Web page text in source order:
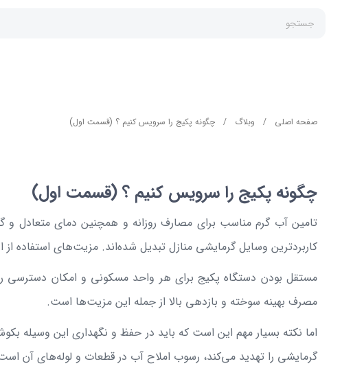
جستجو
صفحه اصلی / وبلاگ / چگونه پکیج را سرویس کنیم ؟ (قسمت اول)
چگونه پکیج را سرویس کنیم ؟ (قسمت اول)
تامین آب گرم مناسب برای مصارف روزانه و همچنین دمای متعادل
کاربردترین وسایل گرمایشی منازل تبدیل شده‌اند. مزیت‌های استفاده
مستقل بودن دستگاه پکیج برای هر واحد مسکونی و امکان دسترسی
مصرف بهینه سوخته و بازدهی بالا از جمله این مزیت‌ها است.
اما نکته بسیار مهم این است که باید در حفظ و نگهداری این وسیله
گرمایشی را تهدید می‌کند، رسوب املاح آب در قطعات و لوله‌های آن